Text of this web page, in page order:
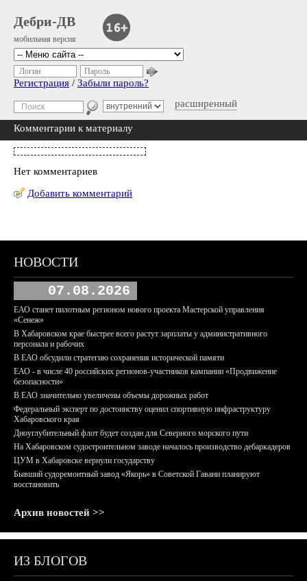
Дебри-ДВ
мобильная версия
расширенный
Логин Пароль
Регистрация / Забыли пароль?
Комментарии к материалу
Нет комментариев
Добавить комментарий
НОВОСТИ
07.08.2026
ЕАО станет пилотным регионом нового проекта Мастерской управления
«Сенеж»
В Хабаровском крае быстрее всего растут зарплаты у административного
персонала и рабочих
В ЕАО обсудили стратегию сохранения исторической памяти
ЕАО - в числе 40 российских регионов-участников кампании «Продвижение
безопасности»
В ЕАО значительно увеличены объемы дорожных работ
Федеральный эксперт по достоинству оценил спортивную инфраструктуру
Хабаровского края
Дноуглубительный флот будет создан для Северного морского пути
На Хабаровском судостроительном заводе началось производство дебаркадеров
ЦУМ в Хабаровске вернули государству
Бывший судоремонтный завод «Якорь» в Советской Гавани планируют
восстановить
Архив новостей >>
ИЗ БЛОГОВ